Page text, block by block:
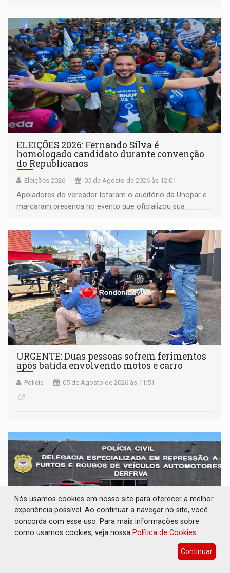
memória como bússola para o futuro
ELEIÇÕES 2026: Fernando Silva é
homologado candidato durante convenção
do Republicanos
Eleições 2026 05 de Agosto de 2026 às 12:01
Apoiadores do vereador lotaram o auditório da Unopar e
marcaram presença no evento que oficializou sua
URGENTE: Duas pessoas sofrem ferimentos
após batida envolvendo motos e carro
Polícia 05 de Agosto de 2026 às 11:51
ROUBO INVENTADO: PC desmascara 'golpe
Nós usamos cookies em nosso site para oferecer a melhor
experiência possível. Ao continuar a navegar no site, você
concorda com esse uso. Para mais informações sobre
como usamos cookies, veja nossa Política de Cookies
Continuar